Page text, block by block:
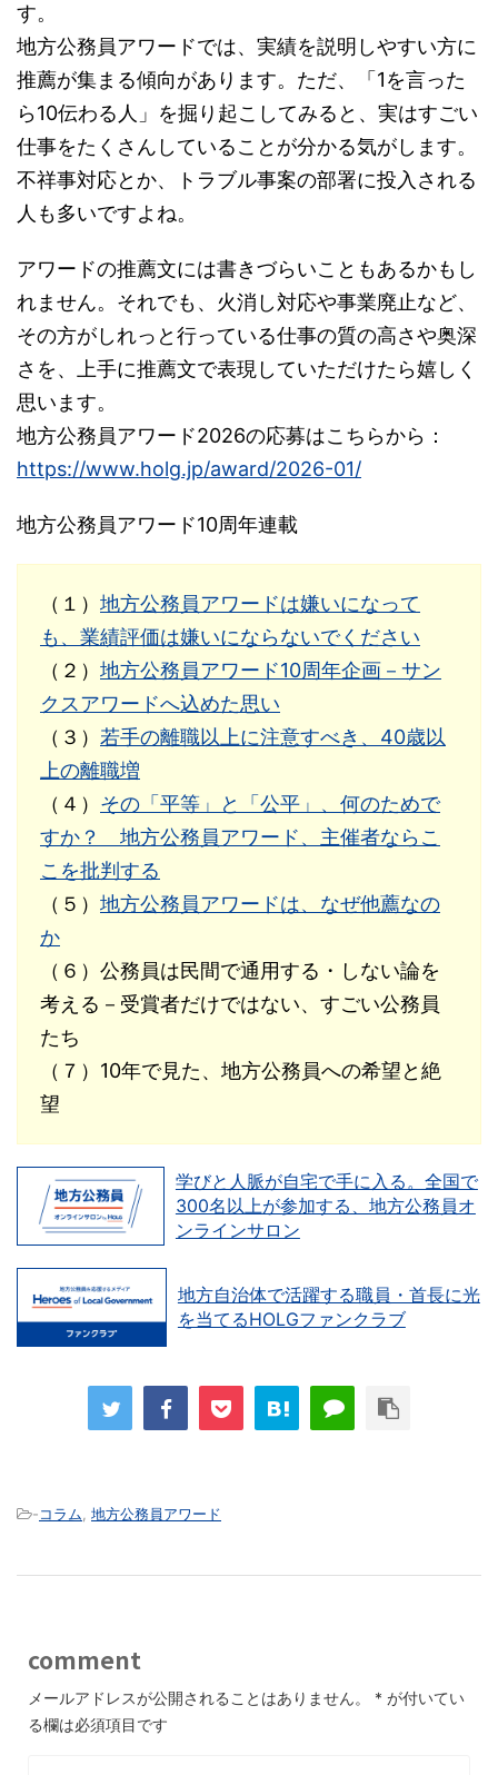
す。
地方公務員アワードでは、実績を説明しやすい方に
推薦が集まる傾向があります。ただ、「1を言った
ら10伝わる人」を掘り起こしてみると、実はすごい
仕事をたくさんしていることが分かる気がします。
不祥事対応とか、トラブル事案の部署に投入される
人も多いですよね。
アワードの推薦文には書きづらいこともあるかもし
れません。それでも、火消し対応や事業廃止など、
その方がしれっと行っている仕事の質の高さや奥深
さを、上手に推薦文で表現していただけたら嬉しく
思います。
地方公務員アワード2026の応募はこちらから：
https://www.holg.jp/award/2026-01/
地方公務員アワード10周年連載
（１） 地方公務員アワードは嫌いになって
も、業績評価は嫌いにならないでください
（２） 地方公務員アワード10周年企画－サン
クスアワードへ込めた思い
（３） 若手の離職以上に注意すべき、40歳以
上の離職増
（４） その「平等」と「公平」、何のためで
すか？ 地方公務員アワード、主催者ならこ
こを批判する
（５） 地方公務員アワードは、なぜ他薦なの
か
（６）公務員は民間で通用する・しない論を
考える－受賞者だけではない、すごい公務員
たち
（７）10年で見た、地方公務員への希望と絶
望
学びと人脈が自宅で手に入る。全国で
300名以上が参加する、地方公務員オ
ンラインサロン
地方自治体で活躍する職員・首長に光
を当てるHOLGファンクラブ
-コラム, 地方公務員アワード
comment
メールアドレスが公開されることはありません。 * が付いてい
る欄は必須項目です